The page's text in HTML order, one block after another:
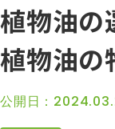
植物油の
植物油の
公開日：